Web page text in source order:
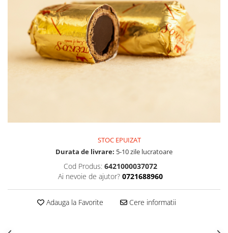
CREME ȘI PASTE TARTINABILE
CONDIMENTE
CEAIURI GRECEȘTI
CIOCOLATĂ ȘI CACAO
HEALTHY SNACKS
PRODUSE ECO / ORGANICE
REMEDII NATURISTE
TOATE PRODUSELE
STOC EPUIZAT
Durata de livrare: 5-10 zile lucratoare
Cod Produs: 6421000037072
Ai nevoie de ajutor? 0721688960
Adauga la Favorite Cere informatii